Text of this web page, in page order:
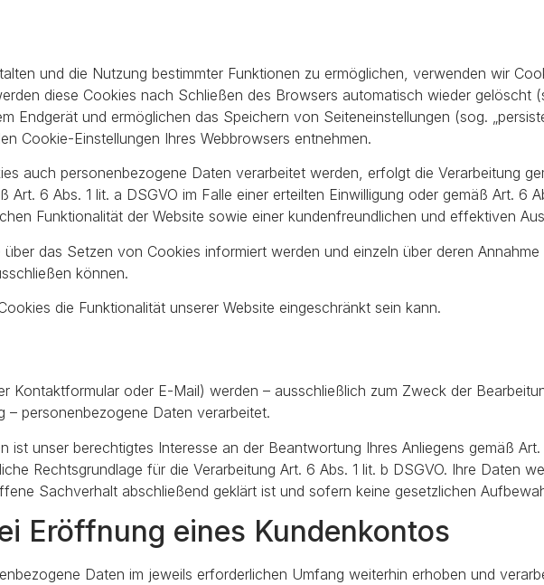
und die Nutzung bestimmter Funktionen zu ermöglichen, verwenden wir
diese Cookies nach Schließen des Browsers automatisch wieder gelöscht
Endgerät und ermöglichen das Speichern von Seiteneinstellungen (sog.
Cookie-Einstellungen Ihres Webbrowsers entnehmen.
auch personenbezogene Daten verarbeitet werden, erfolgt die Verarbeitung
6 Abs. 1 lit. a DSGVO im Falle einer erteilten Einwilligung oder gemäß Art. 6
Funktionalität der Website sowie einer kundenfreundlichen und effektiven
das Setzen von Cookies informiert werden und einzeln über deren
können.
die Funktionalität unserer Website eingeschränkt sein kann.
Kontaktformular oder E-Mail) werden – ausschließlich zum Zweck der
– personenbezogene Daten verarbeitet.
ist unser berechtigtes Interesse an der Beantwortung Ihres Anliegens gemäß
Rechtsgrundlage für die Verarbeitung Art. 6 Abs. 1 lit. b DSGVO. Ihre Daten
Sachverhalt abschließend geklärt ist und sofern keine gesetzlichen
Eröffnung eines Kundenkontos
Daten im jeweils erforderlichen Umfang weiterhin erhoben und